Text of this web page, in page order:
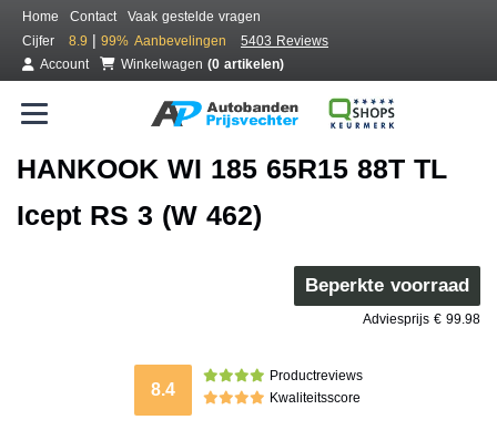
Home Contact
Vaak gestelde vragen
Cijfer
8.9 | 99% Aanbevelingen
5403 Reviews
Account
Winkelwagen (0 artikelen)
HANKOOK WI 185 65R15 88T TL
Icept RS 3 (W 462)
Beperkte voorraad
Adviesprijs € 99.98
8.4
Productreviews
Kwaliteitsscore